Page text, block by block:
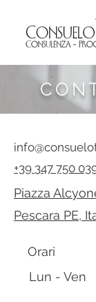
+39 347 750
Piazza
Pescara PE,
Orari
Lun -